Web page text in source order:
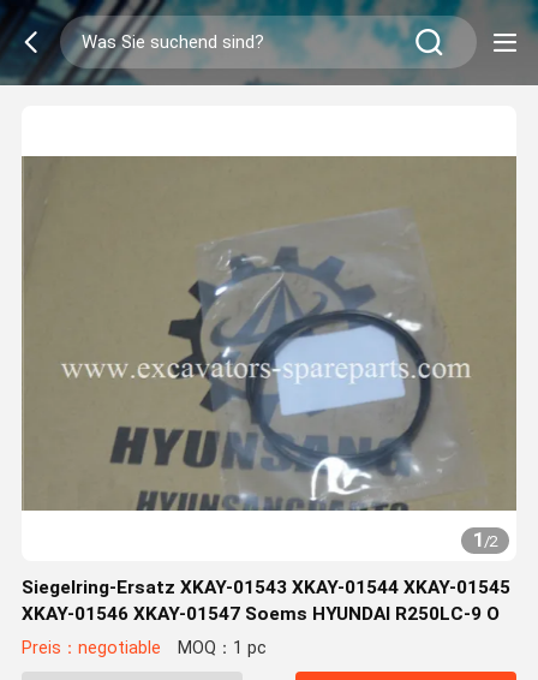
1/2
Siegelring-Ersatz XKAY-01543 XKAY-01544 XKAY-01545
XKAY-01546 XKAY-01547 Soems HYUNDAI R250LC-9 O
Preis：negotiable MOQ：1 pc